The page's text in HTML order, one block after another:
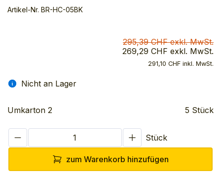
Artikel-Nr. BR-HC-05BK
295,39 CHF exkl. MwSt.
269,29 CHF exkl. MwSt.
291,10 CHF inkl. MwSt.
Nicht an Lager
Umkarton 2 5 Stück
Stück
zum Warenkorb hinzufügen